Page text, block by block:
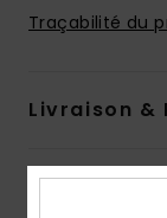
Traçabilité du
Livraison &